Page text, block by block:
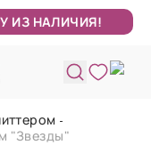
ИЗ НАЛИЧИЯ!
"Звезды"